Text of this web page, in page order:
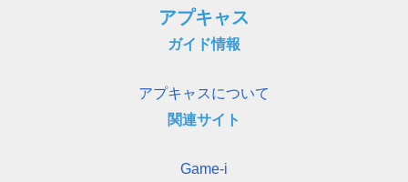
アプキャス
ガイド情報
アプキャスについて
関連サイト
Game-i